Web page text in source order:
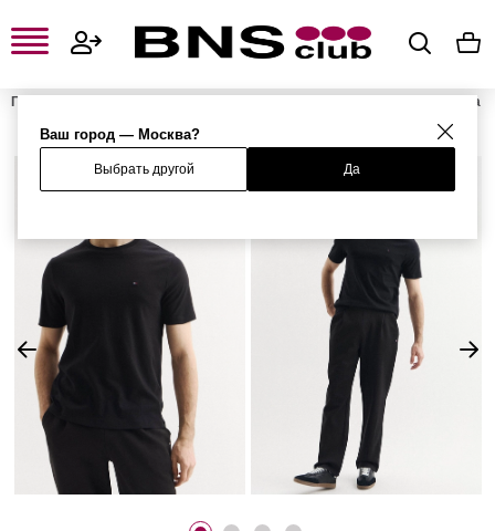
Ваш город — Москва?
Выбрать другой Да
Главная
Мужская одежда
%